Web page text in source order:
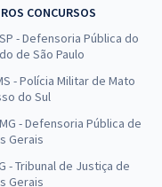
CONCURSOS
- Defensoria Pública do
de São Paulo
- Polícia Militar de Mato
do Sul
- Defensoria Pública de
Gerais
- Tribunal de Justiça de
Gerais